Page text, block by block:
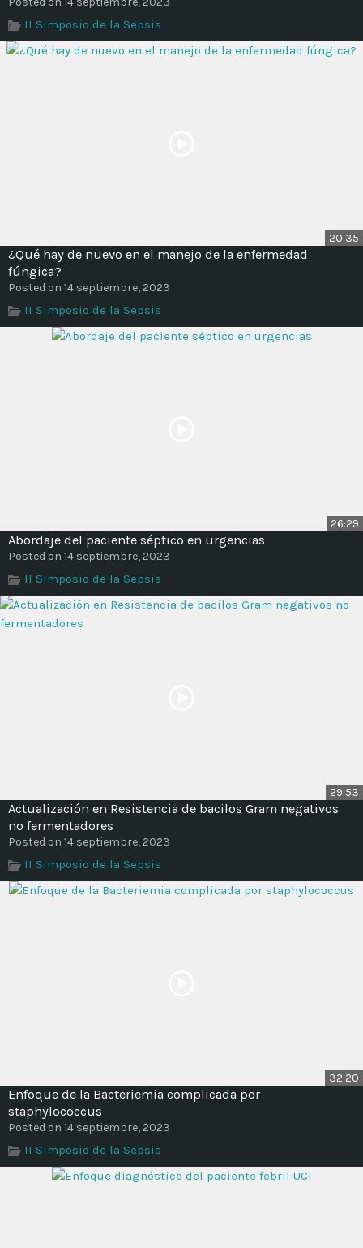
II Simposio de la Sepsis
20:35
¿Qué hay de nuevo en el manejo de la enfermedad
fúngica?
Posted on 14 septiembre, 2023
II Simposio de la Sepsis
26:29
Abordaje del paciente séptico en urgencias
Posted on 14 septiembre, 2023
II Simposio de la Sepsis
29:53
Actualización en Resistencia de bacilos Gram negativos
no fermentadores
Posted on 14 septiembre, 2023
II Simposio de la Sepsis
32:20
Enfoque de la Bacteriemia complicada por
staphylococcus
Posted on 14 septiembre, 2023
II Simposio de la Sepsis